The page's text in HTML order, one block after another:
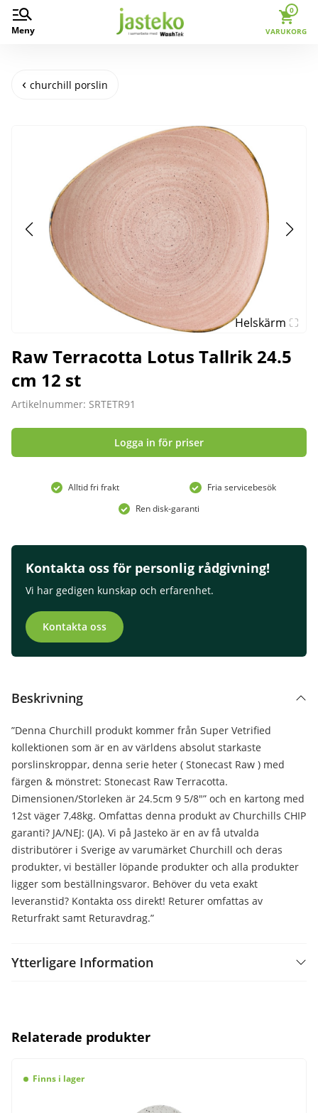
Meny
0
VARUKORG
churchill porslin
Helskärm
Raw Terracotta Lotus Tallrik 24.5
cm 12 st
Artikelnummer: SRTETR91
Logga in för priser
Alltid fri frakt
Fria servicebesök
Ren disk-garanti
Kontakta oss för personlig rådgivning!
Vi har gedigen kunskap och erfarenhet.
Kontakta oss
Beskrivning
”Denna Churchill produkt kommer från Super Vetrified
kollektionen som är en av världens absolut starkaste
porslinskroppar, denna serie heter ( Stonecast Raw ) med
färgen & mönstret: Stonecast Raw Terracotta.
Dimensionen/Storleken är 24.5cm 9 5/8″” och en kartong med
12st väger 7,48kg. Omfattas denna produkt av Churchills CHIP
garanti? JA/NEJ: (JA). Vi på Jasteko är en av få utvalda
distributörer i Sverige av varumärket Churchill och deras
produkter, vi beställer löpande produkter och alla produkter
ligger som beställningsvaror. Behöver du veta exakt
leveranstid? Kontakta oss direkt! Returer omfattas av
Returfrakt samt Returavdrag.”
Ytterligare Information
Relaterade produkter
Finns i lager